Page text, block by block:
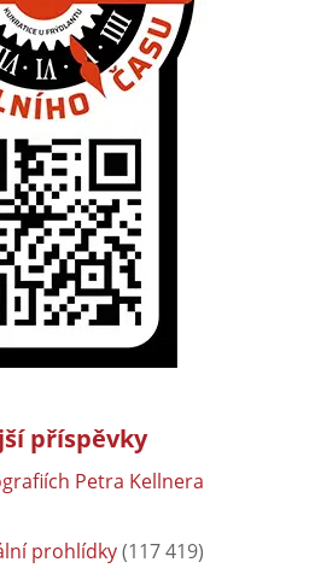
příspěvky
Petra Kellnera
prohlídky(117 419)